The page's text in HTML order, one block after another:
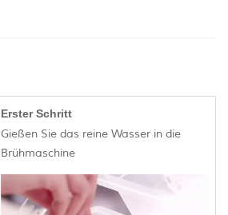
Erster Schritt
Gießen Sie das reine Wasser in die
Brühmaschine